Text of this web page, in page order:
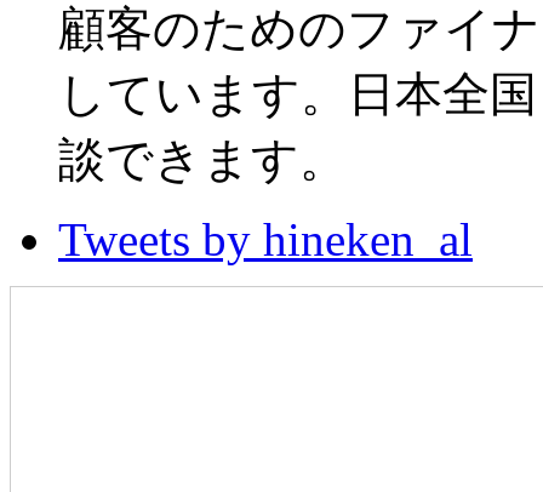
顧客のためのファイ
しています。日本全
談できます。
Tweets by hineken_al